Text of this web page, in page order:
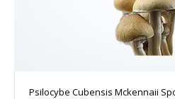
Psilocybe Cubensis Mckennaii